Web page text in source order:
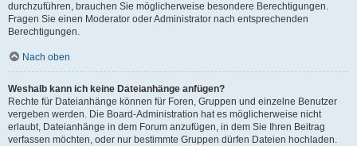
durchzuführen, brauchen Sie möglicherweise besondere Berechtigungen.
Fragen Sie einen Moderator oder Administrator nach entsprechenden
Berechtigungen.
Nach oben
Weshalb kann ich keine Dateianhänge anfügen?
Rechte für Dateianhänge können für Foren, Gruppen und einzelne Benutzer
vergeben werden. Die Board-Administration hat es möglicherweise nicht
erlaubt, Dateianhänge in dem Forum anzufügen, in dem Sie Ihren Beitrag
verfassen möchten, oder nur bestimmte Gruppen dürfen Dateien hochladen.